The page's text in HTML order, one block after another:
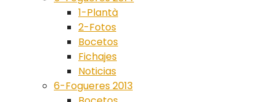
1-Plantà
2-Fotos
Bocetos
Fichajes
Noticias
6-Fogueres 2013